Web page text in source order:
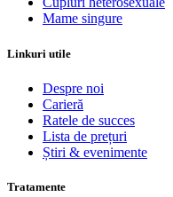
Mame singure
Linkuri utile
Despre noi
Carieră
Ratele de succes
Lista de prețuri
Știri & evenimente
Tratamente